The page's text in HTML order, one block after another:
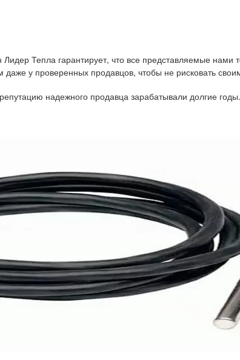
Тепла гарантирует, что все представляемые нами
у проверенных продавцов, чтобы не рисковать
надежного продавца зарабатывали долгие